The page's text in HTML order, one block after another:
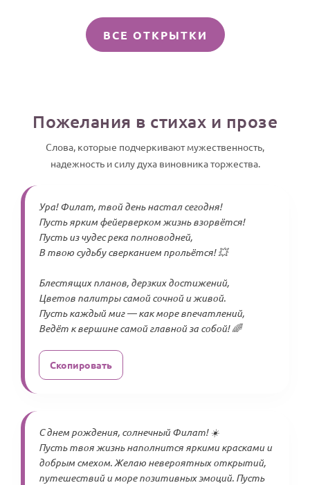
ВСЕ ОТКРЫТКИ
Пожелания в стихах и прозе
Слова, которые подчеркивают мужественность,
надежность и силу духа виновника торжества.
Ура! Филат, твой день настал сегодня!
Пусть ярким фейерверком жизнь взорвётся!
Пусть из чудес река полноводней,
В твою судьбу сверканием прольётся! 💥
Блестящих планов, дерзких достижений,
Цветов палитры самой сочной и живой.
Пусть каждый миг — как море впечатлений,
Ведёт к вершине самой главной за собой! 🌈
Скопировать
С днем рождения, солнечный Филат! ☀️
Пусть твоя жизнь наполнится яркими красками и
добрым смехом. Желаю невероятных открытий,
путешествий и море позитивных эмоций. Пусть